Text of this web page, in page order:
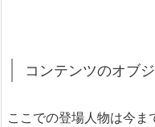
コンテンツのオブ
ここでの登場人物は今